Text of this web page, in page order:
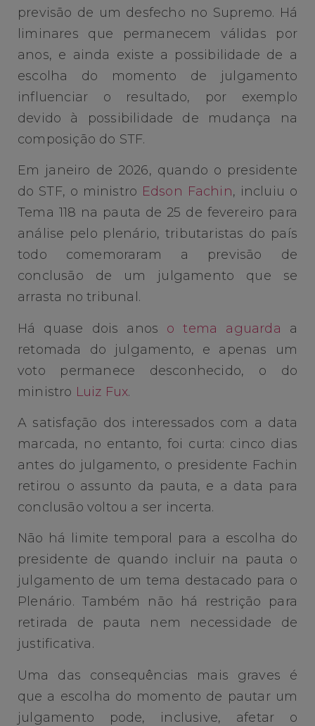
previsão de um desfecho no Supremo. Há
liminares que permanecem válidas por
anos, e ainda existe a possibilidade de a
escolha do momento de julgamento
influenciar o resultado, por exemplo
devido à possibilidade de mudança na
composição do STF.
Em janeiro de 2026, quando o presidente
do STF, o ministro Edson Fachin, incluiu o
Tema 118 na pauta de 25 de fevereiro para
análise pelo plenário, tributaristas do país
todo comemoraram a previsão de
conclusão de um julgamento que se
arrasta no tribunal.
Há quase dois anos o tema aguarda a
retomada do julgamento, e apenas um
voto permanece desconhecido, o do
ministro Luiz Fux.
A satisfação dos interessados com a data
marcada, no entanto, foi curta: cinco dias
antes do julgamento, o presidente Fachin
retirou o assunto da pauta, e a data para
conclusão voltou a ser incerta.
Não há limite temporal para a escolha do
presidente de quando incluir na pauta o
julgamento de um tema destacado para o
Plenário. Também não há restrição para
retirada de pauta nem necessidade de
justificativa.
Uma das consequências mais graves é
que a escolha do momento de pautar um
julgamento pode, inclusive, afetar o